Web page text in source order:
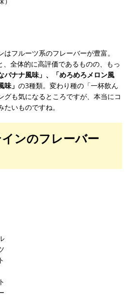
フルーツ系のフレーバーが豊富。
全体的に高評価であるものの、もっ
バナナ風味」、「めろめろメロン風
」 の3種類。変わり種の「一杯飲ん
グも気になるところですが、本当にコ
いものですね。
ンのフレーバー